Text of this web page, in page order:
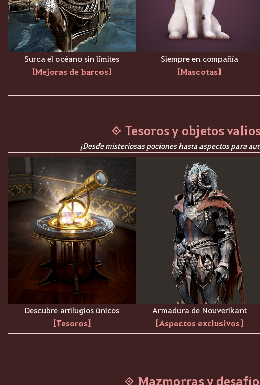
Surca el océano sin límites
[Mejoras de barcos]
Siempre en compañía
[Mascotas]
◈ Tesoros y objetos
¡Desde misteriosas pociones hasta aspectos para
Descubre artilugios únicos
[Tesoros]
Armadura de Nouverikant
[Aspectos exclusivos]
◈ Mazmorras y